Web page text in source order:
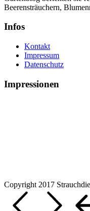
Beerensträuchern,
Infos
Kontakt
Impressum
Datenschutz
Impressionen
Copyright 2017